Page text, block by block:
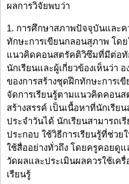
ผลการวิจัยพบว่า
1. การศึกษาสภาพปัจจุบันและ
ทักษะการเขียนกลอนสุภาพ โด
แนวคิดคอนสตรัคติวิซึมที่มีต่อทั
นักเรียนและผู้เกี่ยวข้องเห็นว่า
ของการสร้างชุดฝึกทักษะการเ
จัดการเรียนรู้ตามแนวคิดคอน
สร้างสรรค์ เป็นเนื้อหาที่นักเรีย
ประจำวันได้ นักเรียนสามารถเ
ประกอบ ใช้วิธีการเรียนรู้ที่ช่วย
ใช้สื่ออย่างทั่วถึง โดยครูคอยดู
วัดผลและประเมินผลควรใช้เค
เรียนรู้